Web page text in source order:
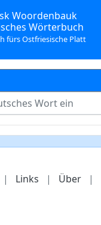
Woordenbauk
Wörterbuch
fürs Ostfriesische Platt
| Links | Über |